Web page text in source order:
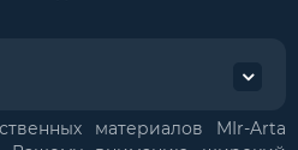
материалов MIr-Arta